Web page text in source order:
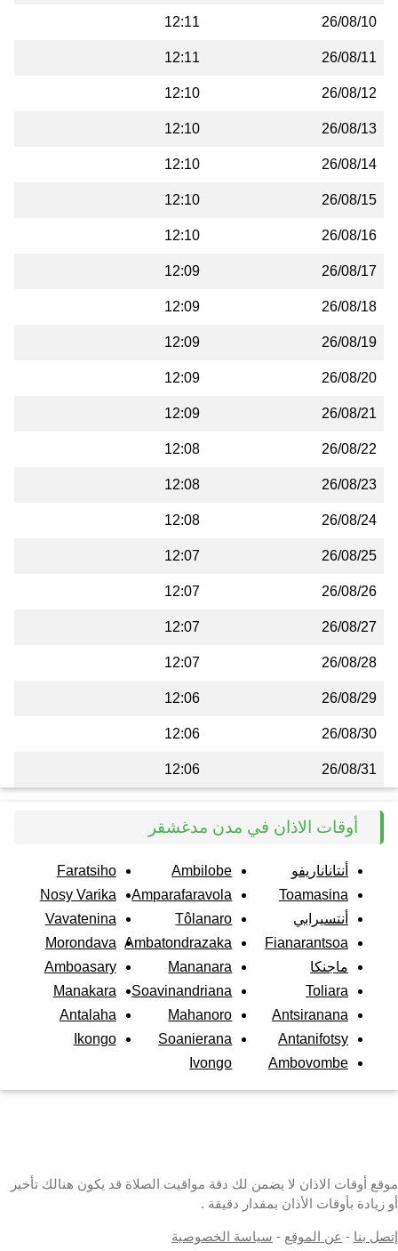
26/08/10
12:11
26/08/11
12:11
26/08/12
12:10
26/08/13
12:10
26/08/14
12:10
26/08/15
12:10
26/08/16
12:10
26/08/17
12:09
26/08/18
12:09
26/08/19
12:09
26/08/20
12:09
26/08/21
12:09
26/08/22
12:08
26/08/23
12:08
26/08/24
12:08
26/08/25
12:07
26/08/26
12:07
26/08/27
12:07
26/08/28
12:07
26/08/29
12:06
26/08/30
12:06
26/08/31
12:06
أوقات الاذان في مدن مدغشقر
أنتاناناريفو
Toamasina
أنتسيرابي
Fianarantsoa
ماجنكا
Toliara
Antsiranana
Antanifotsy
Ambovombe
Ambilobe
Amparafaravola
Tôlanaro
Ambatondrazaka
Mananara
Soavinandriana
Mahanoro
Soanierana
Ivongo
Faratsiho
Nosy Varika
Vavatenina
Morondava
Amboasary
Manakara
Antalaha
Ikongo
موقع أوقات الاذان لا يضمن لك دقة مواقيت الصلاة قد يكون هنالك تأخير
أو زيادة بأوقات الأذان بمقدار دقيقة .
إتصل بنا - عن الموقع - سياسة الخصوصية